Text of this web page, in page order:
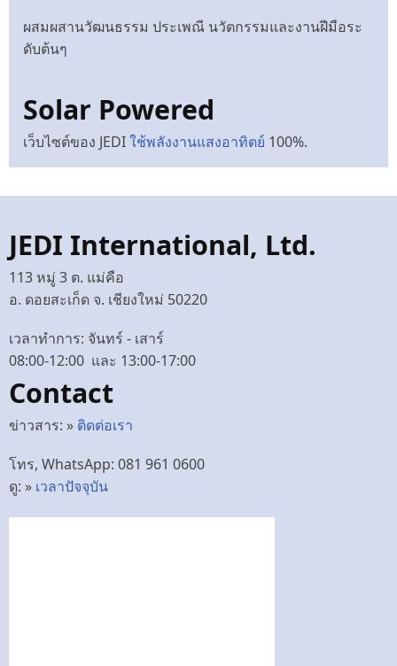
ผสมผสานวัฒนธรรม ประเพณี นวัตกรรมและงานฝีมือระ
ดับต้นๆ
Solar Powered
เว็บไซต์ของ JEDIใช้พลังงานแสงอาทิตย์ 100%.
JEDI International, Ltd.
113 หมู่ 3 ต. แม่คือ
อ. ดอยสะเก็ด จ. เชียงใหม่ 50220
เวลาทำการ: จันทร์ - เสาร์
08:00-12:00 และ 13:00-17:00
Contact
ข่าวสาร: » ติดต่อเรา
โทร, WhatsApp: 081 961 0600
ดู: » เวลาปัจจุบัน